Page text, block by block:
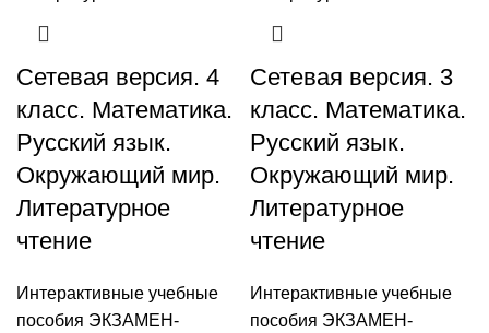
Сетевая версия. 4
класс. Математика.
Русский язык.
Окружающий мир.
Литературное
чтение
Интерактивные учебные
пособия ЭКЗАМЕН-
Сетевая версия. 3
класс. Математика.
Русский язык.
Окружающий мир.
Литературное
чтение
Интерактивные учебные
пособия ЭКЗАМЕН-